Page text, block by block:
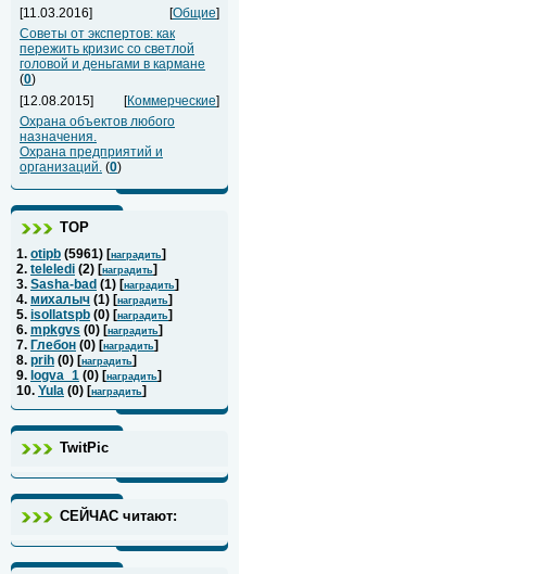
[11.03.2016]
[Общие]
Советы от экспертов: как
пережить кризис со светлой
головой и деньгами в кармане
(0)
[12.08.2015]
[Коммерческие]
Охрана объектов любого
назначения.
Охрана предприятий и
организаций. (0)
ТОР
1. otipb (5961) [наградить]
2. teleledi (2) [наградить]
3. Sasha-bad (1) [наградить]
4. михалыч (1) [наградить]
5. isollatspb (0) [наградить]
6. mpkgvs (0) [наградить]
7. Глебон (0) [наградить]
8. prih (0) [наградить]
9. logva_1 (0) [наградить]
10. Yula (0) [наградить]
TwitPic
СЕЙЧАС читают: